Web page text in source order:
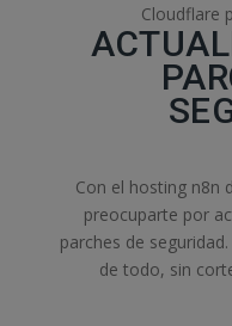
Cloudflare
Con el hosting n8n
preocuparte por
parches de
de todo, sin